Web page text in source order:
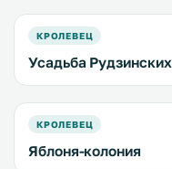
КРОЛЕВЕЦ
Усадьба Рудзинских
КРОЛЕВЕЦ
Яблоня-колония